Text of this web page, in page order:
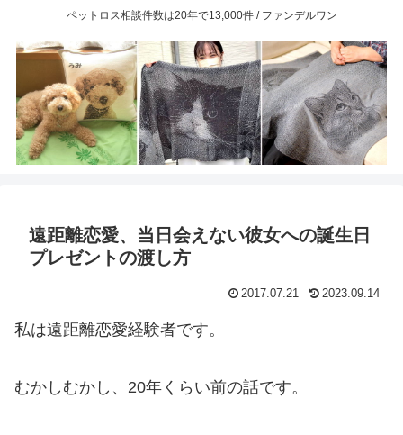
ペットロス相談件数は20年で13,000件 / ファンデルワン
遠距離恋愛、当日会えない彼女への誕生日
プレゼントの渡し方
2017.07.21 2023.09.14
私は遠距離恋愛経験者です。
むかしむかし、20年くらい前の話です。